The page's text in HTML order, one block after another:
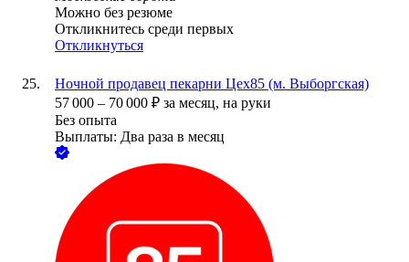
Можно без резюме
Откликнитесь среди первых
Откликнуться
Ночной продавец пекарни Цех85 (м. Выборгская)
57 000 – 70 000 ₽ за месяц, на руки
Без опыта
Выплаты: Два раза в месяц